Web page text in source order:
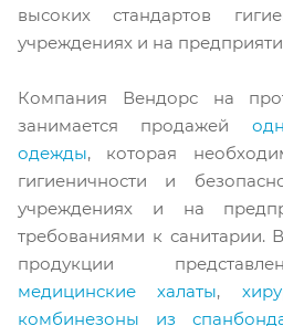
высоких стандартов
учреждениях и на
Компания Вендорс на
занимается продажей
одежды, которая
гигиеничности и
учреждениях и на
требованиями к санитарии.
продукции
медицинские халаты,
комбинезоны из